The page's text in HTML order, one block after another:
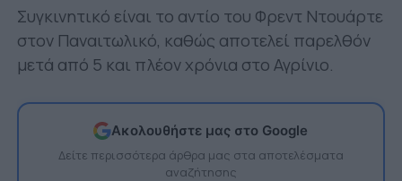
Συγκινητικό είναι το αντίο του Φρεντ Ντουάρτε
στον Παναιτωλικό, καθώς αποτελεί παρελθόν
μετά από 5 και πλέον χρόνια στο Αγρίνιο.
Ακολουθήστε μας στο Google
Δείτε περισσότερα άρθρα μας στα αποτελέσματα
αναζήτησης